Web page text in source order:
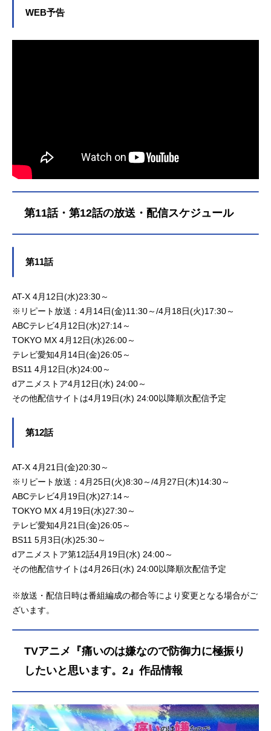
WEB予告
第11話・第12話の放送・配信スケジュール
第11話
AT-X 4月12日(水)23:30～
※リピート放送：4月14日(金)11:30～/4月18日(火)17:30～
ABCテレビ4月12日(水)27:14～
TOKYO MX 4月12日(水)26:00～
テレビ愛知4月14日(金)26:05～
BS11 4月12日(水)24:00～
dアニメストア4月12日(水) 24:00～
その他配信サイトは4月19日(水) 24:00以降順次配信予定
第12話
AT-X 4月21日(金)20:30～
※リピート放送：4月25日(火)8:30～/4月27日(木)14:30～
ABCテレビ4月19日(水)27:14～
TOKYO MX 4月19日(水)27:30～
テレビ愛知4月21日(金)26:05～
BS11 5月3日(水)25:30～
dアニメストア第12話4月19日(水) 24:00～
その他配信サイトは4月26日(水) 24:00以降順次配信予定
※放送・配信日時は番組編成の都合等により変更となる場合がご
ざいます。
TVアニメ『痛いのは嫌なので防御力に極振り
したいと思います。2』作品情報